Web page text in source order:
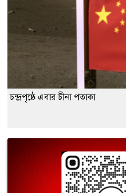
চন্দ্রপৃষ্ঠে এবার চীনা পতাকা